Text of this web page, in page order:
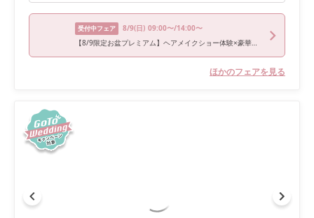
受付中フェア 8/9(日) 09:00〜/14:00〜
【8/9限定お盆プレミアム】ヘアメイクショー体験×豪華試食付
ほかのフェアを見る